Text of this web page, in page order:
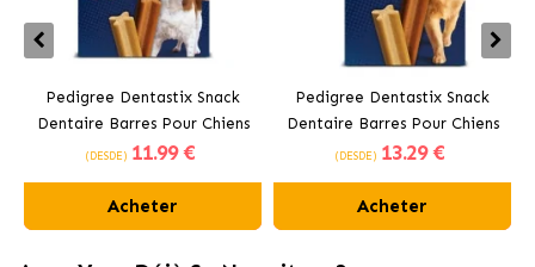
Pedigree Dentastix Snack
Dentaire Barres Pour Chiens
Moyens 10-25 kg
(DESDE) 11.99 €
Acheter
Pedigree Dentastix Snack
Dentaire Barres Pour Chiens
Grands +25 kg
(DESDE) 13.29 €
Acheter